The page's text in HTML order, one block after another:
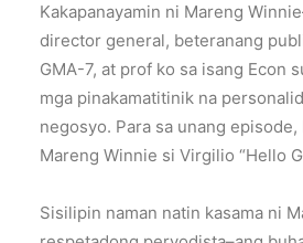
Kakapanayamin ni Mareng
director general, beteranang
GMA-7, at prof ko sa isang Econ
mga pinakamatitinik na
negosyo. Para sa unang
Mareng Winnie si Virgilio “Hello
Sisilipin naman natin kasama ni